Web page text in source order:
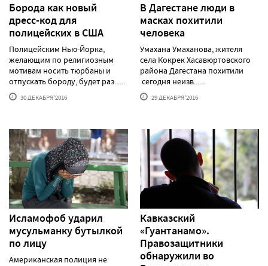
Борода как новый
дресс-код для
полицейских в США
Полицейским Нью-Йорка,
желающим по религиозным
мотивам носить тюрбаны и
отпускать бороду, будет раз......
30 ДЕКАБРЯ'2016
В Дагестане люди в
масках похитили
человека
Умахана Умаханова, жителя
села Кокрек Хасавюртовского
района Дагестана похитили
сегодня неизв......
29 ДЕКАБРЯ'2016
Исламофоб ударил
мусульманку бутылкой
по лицу
Американская полиция не
Кавказский
«Гуантанамо».
Правозащитники
обнаружили во